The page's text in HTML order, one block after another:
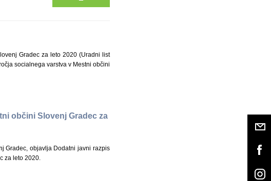
Gradec za leto 2020 (Uradni list
socialnega varstva v Mestni občini
občini Slovenj Gradec za
Gradec, objavlja Dodatni javni razpis
za leto 2020.